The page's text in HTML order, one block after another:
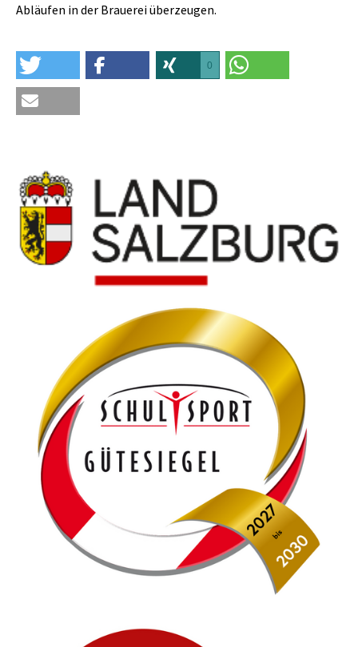
Abläufen in der Brauerei überzeugen.
0